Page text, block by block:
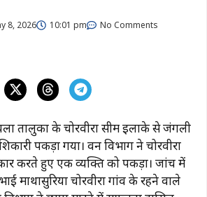
8, 2026 10:01 pm No Comments
तालुका के चोरवीरा सीम इलाके से जंगली
पकड़ा गया। वन विभाग ने चोरवीरा
करते हुए एक व्यक्ति को पकड़ा। जांच में
माथासुरिया चोरवीरा गांव के रहने वाले